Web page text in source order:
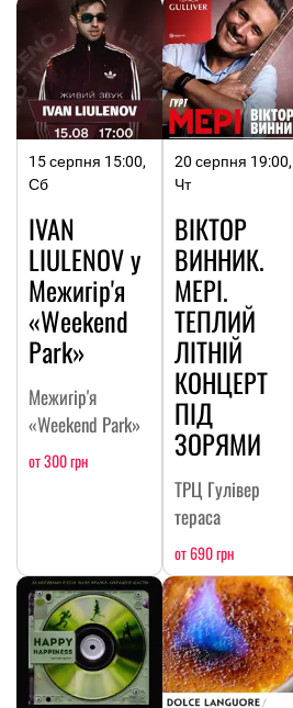
15 серпня 15:00,
Сб
IVAN
LIULENOV у
Межигір'я
«Weekend
Park»
Межигір'я
«Weekend Park»
от 300 грн
20 серпня 19:00,
Чт
ВІКТОР
ВИННИК.
МЕРІ.
ТЕПЛИЙ
ЛІТНІЙ
КОНЦЕРТ
ПІД
ЗОРЯМИ
ТРЦ Гулівер
тераса
от 690 грн